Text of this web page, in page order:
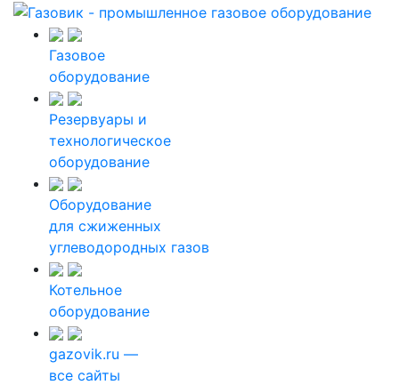
Газовое
оборудование
Резервуары и
технологическое
оборудование
Оборудование
для сжиженных
углеводородных газов
Котельное
оборудование
gazovik.ru —
все сайты